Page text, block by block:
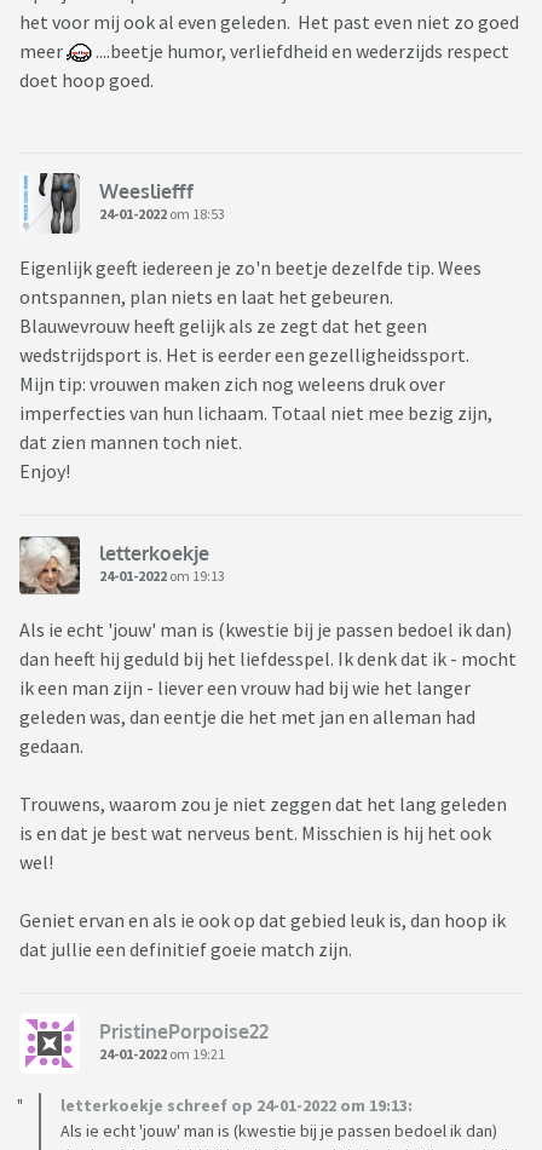
het voor mij ook al even geleden. Het past even niet zo goed
meer
....beetje humor, verliefdheid en wederzijds respect
doet hoop goed.
Weesliefff
24-01-2022 om 18:53
Eigenlijk geeft iedereen je zo'n beetje dezelfde tip. Wees
ontspannen, plan niets en laat het gebeuren.
Blauwevrouw heeft gelijk als ze zegt dat het geen
wedstrijdsport is. Het is eerder een gezelligheidssport.
Mijn tip: vrouwen maken zich nog weleens druk over
imperfecties van hun lichaam. Totaal niet mee bezig zijn,
dat zien mannen toch niet.
Enjoy!
letterkoekje
24-01-2022 om 19:13
Als ie echt 'jouw' man is (kwestie bij je passen bedoel ik dan)
dan heeft hij geduld bij het liefdesspel. Ik denk dat ik - mocht
ik een man zijn - liever een vrouw had bij wie het langer
geleden was, dan eentje die het met jan en alleman had
gedaan.
Trouwens, waarom zou je niet zeggen dat het lang geleden
is en dat je best wat nerveus bent. Misschien is hij het ook
wel!
Geniet ervan en als ie ook op dat gebied leuk is, dan hoop ik
dat jullie een definitief goeie match zijn.
PristinePorpoise22
24-01-2022 om 19:21
letterkoekje schreef op 24-01-2022 om 19:13:
Als ie echt 'jouw' man is (kwestie bij je passen bedoel ik dan)